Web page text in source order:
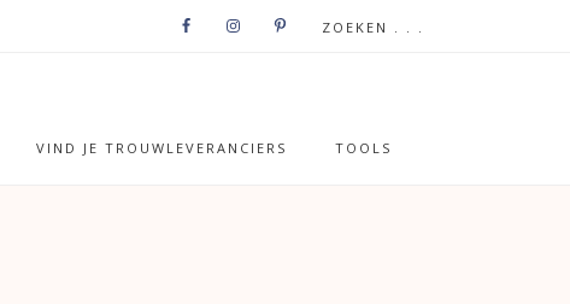
VIND JE TROUWLEVERANCIERS TOOLS